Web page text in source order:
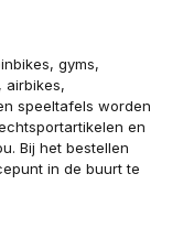
gyms,
airbikes,
speeltafels worden
en
Bij het bestellen
in de buurt te